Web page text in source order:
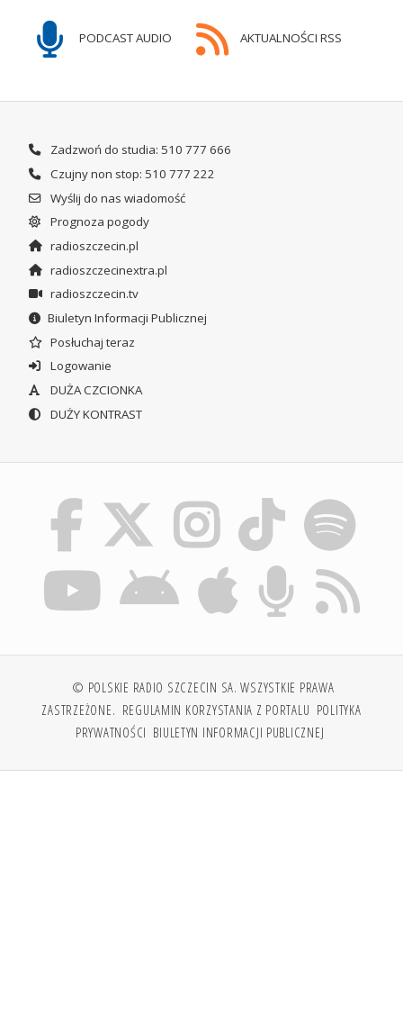
PODCAST AUDIO AKTUALNOŚCI RSS
Zadzwoń do studia: 510 777 666
Czujny non stop: 510 777 222
Wyślij do nas wiadomość
Prognoza pogody
radioszczecin.pl
radioszczecinextra.pl
radioszczecin.tv
Biuletyn Informacji Publicznej
Posłuchaj teraz
Logowanie
DUŻA CZCIONKA
DUŻY KONTRAST
© POLSKIE RADIO SZCZECIN SA. WSZYSTKIE PRAWA
ZASTRZEŻONE. REGULAMIN KORZYSTANIA Z PORTALU POLITYKA
PRYWATNOŚCI BIULETYN INFORMACJI PUBLICZNEJ